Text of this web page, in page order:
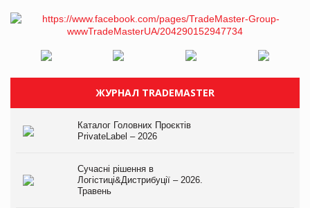
ЖУРНАЛ TRADEMASTER
Каталог Головних Проєктів
PrivateLabel – 2026
Сучасні рішення в
Логістиці&Дистрибуції – 2026.
Травень